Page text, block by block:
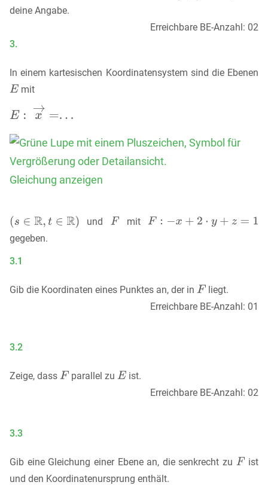
deine Angabe.
Erreichbare BE-Anzahl: 02
3.
In einem kartesischen Koordinatensystem sind die Ebenen
mit
Gleichung anzeigen
und
mit
gegeben.
3.1
Gib die Koordinaten eines Punktes an, der in
liegt.
Erreichbare BE-Anzahl: 01
3.2
Zeige, dass parallel zu
ist.
Erreichbare BE-Anzahl: 02
3.3
Gib eine Gleichung einer Ebene an, die senkrecht zu
ist
und den Koordinatenursprung enthält.